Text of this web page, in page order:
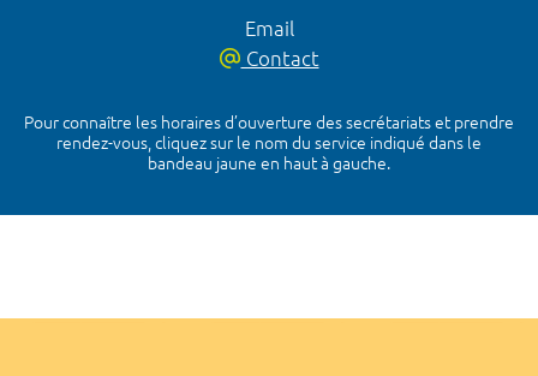
Email
Contact
Pour connaître les horaires d’ouverture des secrétariats et prendre
rendez-vous, cliquez sur le nom du service indiqué dans le
bandeau jaune en haut à gauche.